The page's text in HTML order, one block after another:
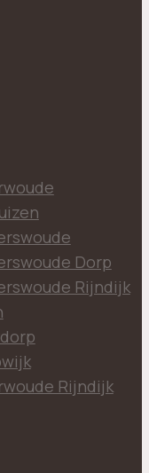
Dorp
Rijndijk
Rijndijk